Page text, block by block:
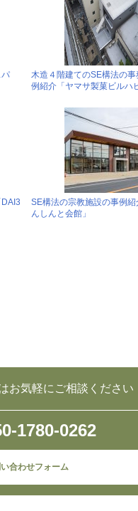
木造４階建てのSE構法の
例紹介「ヤマサ製菓ビルハ
SE構法の宗教施設の事例
んしんと会館」
お気軽にご相談ください
1780-0262
合わせフォーム